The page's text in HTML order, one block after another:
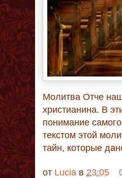
Молитва Отче
христианина. В
понимание
текстом этой
тайн, которые
от Lucia в 23:05